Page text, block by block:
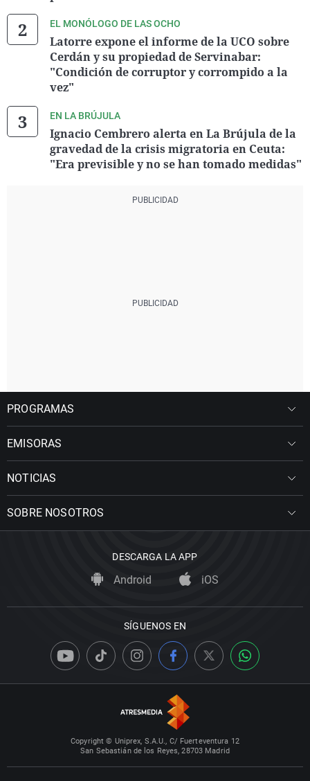
EL MONÓLOGO DE LAS OCHO
Latorre expone el informe de la UCO sobre
Cerdán y su propiedad de Servinabar:
"Condición de corruptor y corrompido a la
vez"
EN LA BRÚJULA
Ignacio Cembrero alerta en La Brújula de la
gravedad de la crisis migratoria en Ceuta:
"Era previsible y no se han tomado medidas"
PROGRAMAS
EMISORAS
NOTICIAS
SOBRE NOSOTROS
DESCARGA LA APP
Android iOS
SÍGUENOS EN
Copyright © Uniprex, S.A.U., C/ Fuerteventura 12
San Sebastián de los Reyes, 28703 Madrid